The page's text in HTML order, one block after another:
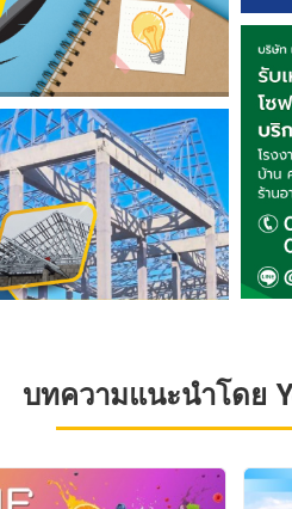
บทความแนะนำโดย